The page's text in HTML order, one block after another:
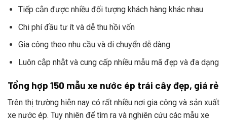
Tiếp cận được nhiều đối tượng khách hàng khác nhau
Chi phí đầu tư ít và dễ thu hồi vốn
Gia công theo nhu cầu và di chuyển dễ dàng
Luôn cập nhật và cung cấp nhiều mẫu mã đẹp và đa dạng
Tổng hợp 150 mẫu xe nước ép trái cây đẹp, giá rẻ
Trên thị trường hiện nay có rất nhiều nơi gia công và sản xuất
xe nước ép. Tuy nhiên để tìm ra và nghiên cứu các mẫu xe